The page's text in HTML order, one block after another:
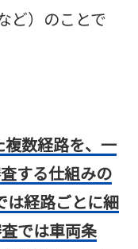
ど）のことで
数経路を、一
する仕組みの
は経路ごとに細
では車両条